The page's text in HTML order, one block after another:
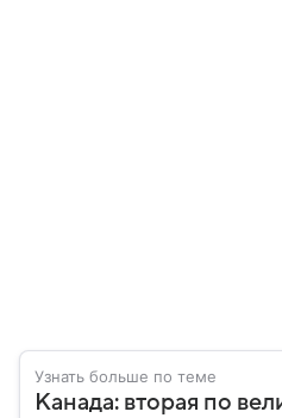
Узнать больше по теме
Канада: вторая по